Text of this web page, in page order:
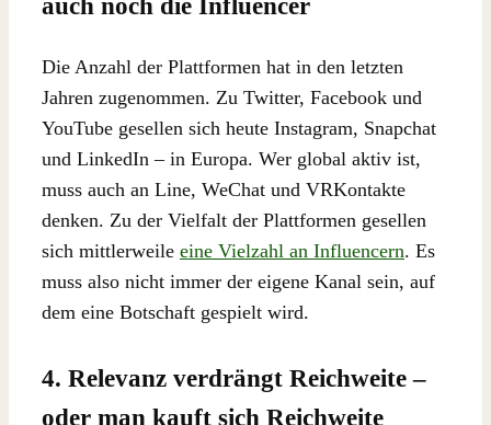
auch noch die Influencer
Die Anzahl der Plattformen hat in den letzten
Jahren zugenommen. Zu Twitter, Facebook und
YouTube gesellen sich heute Instagram, Snapchat
und LinkedIn – in Europa. Wer global aktiv ist,
muss auch an Line, WeChat und VRKontakte
denken. Zu der Vielfalt der Plattformen gesellen
sich mittlerweile eine Vielzahl an Influencern. Es
muss also nicht immer der eigene Kanal sein, auf
dem eine Botschaft gespielt wird.
4. Relevanz verdrängt Reichweite –
oder man kauft sich Reichweite